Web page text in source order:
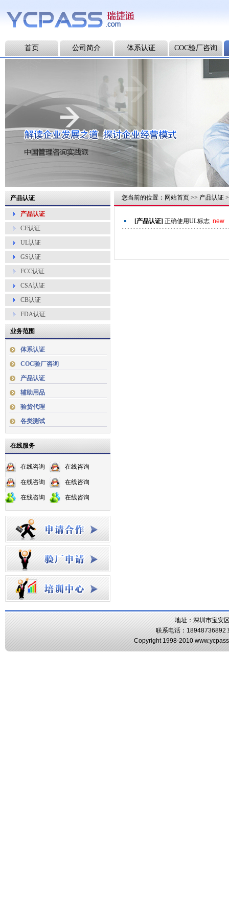
首页 公司简介 体系认证 COC验厂咨询
产品认证
产品认证
CE认证
UL认证
GS认证
FCC认证
CSA认证
CB认证
FDA认证
业务范围
体系认证
COC验厂咨询
产品认证
辅助用品
验货代理
各类测试
在线服务
在线咨询 在线咨询
在线咨询 在线咨询
在线咨询 在线咨询
您当前的位置： 网站首页 >> 产品认证
[产品认证] 正确使用UL标志 new
地址：深圳市宝
联系电话：18948736892
Copyright 1998-2010